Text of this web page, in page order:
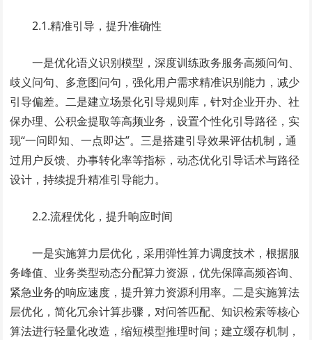
2.1.精准引导，提升准确性
一是优化语义识别模型，深度训练政务服务高频问句、
歧义问句、多意图问句，强化用户需求精准识别能力，减少
引导偏差。二是建立场景化引导规则库，针对企业开办、社
保办理、公积金提取等高频业务，设置个性化引导路径，实
现“一问即知、一点即达”。三是搭建引导效果评估机制，通
过用户反馈、办事转化率等指标，动态优化引导话术与路径
设计，持续提升精准引导能力。
2.2.流程优化，提升响应时间
一是实施算力层优化，采用弹性算力调度技术，根据服
务峰值、业务类型动态分配算力资源，优先保障高频咨询、
紧急业务的响应速度，提升算力资源利用率。二是实施算法
层优化，简化冗余计算步骤，对问答匹配、知识检索等核心
算法进行轻量化改造，缩短模型推理时间；建立缓存机制，